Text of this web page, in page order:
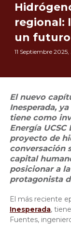
regional:
un
11 Septiembre 2025,
El nuevo
Inesperada,
tiene como
Energía
proyecto de
conversación
capital
posicionar a
protagonista
El más reciente
Inesperada,
Fuentes,